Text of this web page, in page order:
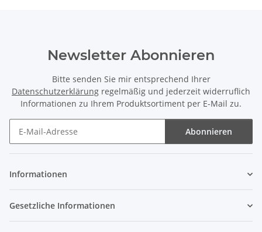
Newsletter Abonnieren
Bitte senden Sie mir entsprechend Ihrer
Datenschutzerklärung regelmäßig und jederzeit widerruflich
Informationen zu Ihrem Produktsortiment per E-Mail zu.
Abonnieren
Informationen
Gesetzliche Informationen